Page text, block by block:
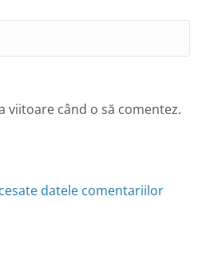
viitoare când o să comentez.
datele comentariilor